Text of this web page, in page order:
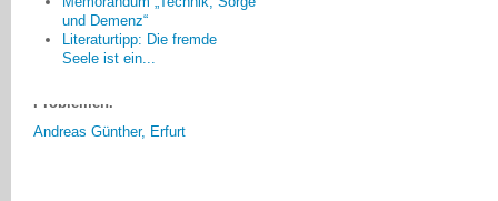
und Demenz“
Literaturtipp: Die fremde
Seele ist ein...
die da waren etwas Positives für
sich selbst und andern mitnehmen
oder auch die Erkenntnis, ich bin
nicht allein mit meinen